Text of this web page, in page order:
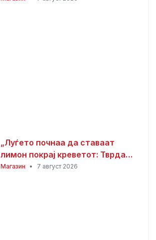
„Луѓето почнаа да ставаат
лимон покрај креветот: Тврдат
дека решава еден голем
Магазин • 7 август 2026